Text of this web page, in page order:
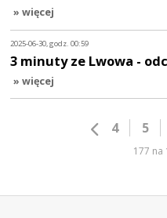
» więcej
2025-06-30, godz. 00:59
3 minuty ze Lwowa -
» więcej
4 5
177 na